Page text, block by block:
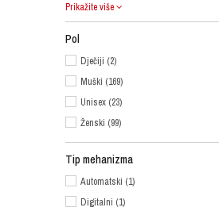
Prikažite više
Pol
Dječiji (2)
Muški (169)
Unisex (23)
Ženski (99)
Tip mehanizma
Automatski (1)
Digitalni (1)